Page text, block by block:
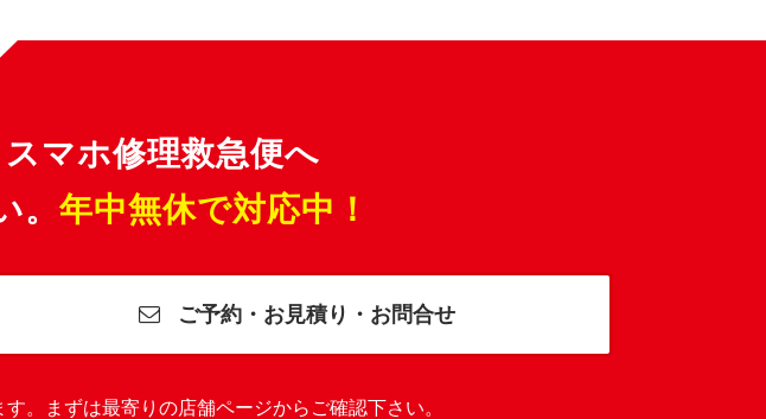
マホ修理救急便へ
。 年中無休で対応中！
ご予約・お見積り・お問合せ
。
まずは最寄りの店舗ページからご確認下さい。